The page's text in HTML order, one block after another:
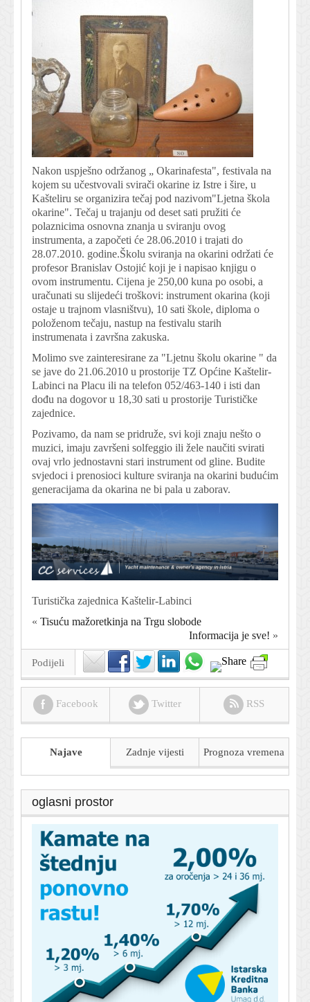
Nakon uspješno održanog „ Okarinafesta", festivala na
kojem su učestvovali svirači okarine iz Istre i šire, u
Kašteliru se organizira tečaj pod nazivom"Ljetna škola
okarine". Tečaj u trajanju od deset sati pružiti će
polaznicima osnovna znanja u sviranju ovog
instrumenta, a započeti će 28.06.2010 i trajati do
28.07.2010. godine.Školu sviranja na okarini održati će
profesor Branislav Ostojić koji je i napisao knjigu o
ovom instrumentu. Cijena je 250,00 kuna po osobi, a
uračunati su slijedeći troškovi: instrument okarina (koji
ostaje u trajnom vlasništvu), 10 sati škole, diploma o
položenom tečaju, nastup na festivalu starih
instrumenata i završna zakuska.
Molimo sve zainteresirane za "Ljetnu školu okarine " da
se jave do 21.06.2010 u prostorije TZ Općine Kaštelir-
Labinci na Placu ili na telefon 052/463-140 i isti dan
dođu na dogovor u 18,30 sati u prostorije Turističke
zajednice.
Pozivamo, da nam se pridruže, svi koji znaju nešto o
muzici, imaju završeni solfeggio ili žele naučiti svirati
ovaj vrlo jednostavni stari instrument od gline. Budite
svjedoci i prenosioci kulture sviranja na okarini budućim
generacijama da okarina ne bi pala u zaborav.
Turistička zajednica Kaštelir-Labinci
« Tisuću mažoretkinja na Trgu slobode
Informacija je sve! »
Podijeli
Facebook Twitter RSS
Najave Zadnje vijesti Prognoza vremena
oglasni prostor